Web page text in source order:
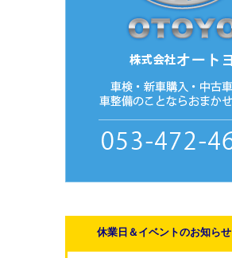
休業日＆イベントのお知らせ